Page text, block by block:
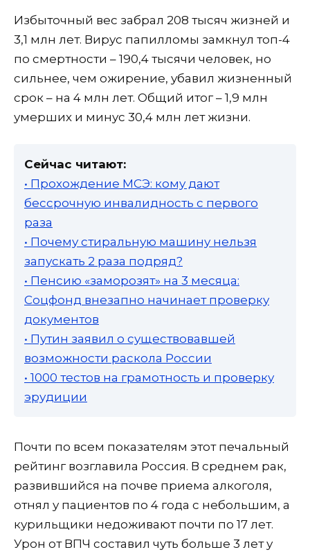
Избыточный вес забрал 208 тысяч жизней и
3,1 млн лет. Вирус папилломы замкнул топ-4
по смертности – 190,4 тысячи человек, но
сильнее, чем ожирение, убавил жизненный
срок – на 4 млн лет. Общий итог – 1,9 млн
умерших и минус 30,4 млн лет жизни.
Сейчас читают:
• Прохождение МСЭ: кому дают
бессрочную инвалидность с первого
раза
• Почему стиральную машину нельзя
запускать 2 раза подряд?
• Пенсию «заморозят» на 3 месяца:
Соцфонд внезапно начинает проверку
документов
• Путин заявил о существовавшей
возможности раскола России
• 1000 тестов на грамотность и проверку
эрудиции
Почти по всем показателям этот печальный
рейтинг возглавила Россия. В среднем рак,
развившийся на почве приема алкоголя,
отнял у пациентов по 4 года с небольшим, а
курильщики недоживают почти по 17 лет.
Урон от ВПЧ составил чуть больше 3 лет у